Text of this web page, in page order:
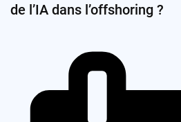
de l’IA dans l’offshoring ?